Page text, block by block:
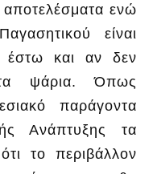
ενώ
είναι
έστω και αν δεν
ψάρια. Όπως
παράγοντα
Ανάπτυξης τα
το περιβάλλον